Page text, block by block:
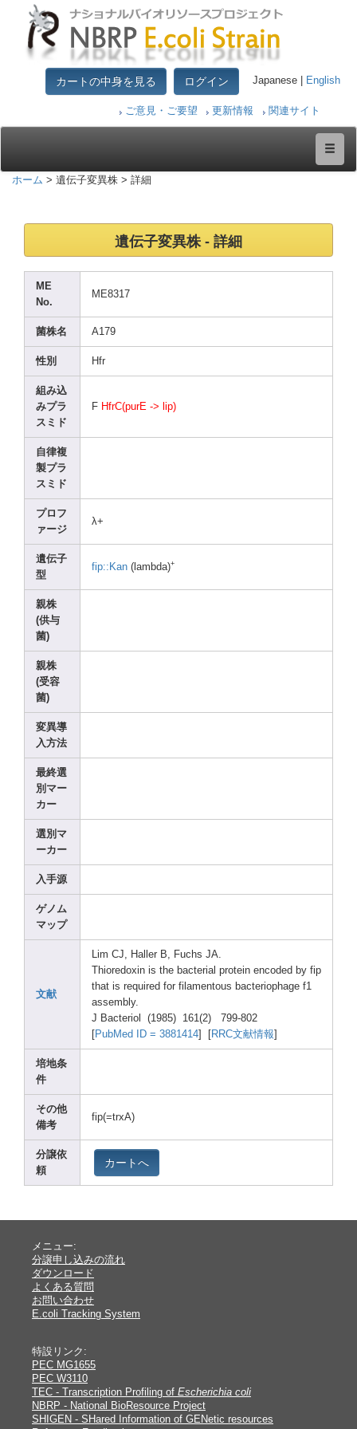
カートの中身を見る ログイン Japanese | English
ご意見・ご要望 更新情報 関連サイト
ホーム > 遺伝子変異株 > 詳細
遺伝子変異株 - 詳細
ME
No.
ME8317
菌株名 A179
性別 Hfr
組み込
みプラ
スミド
F HfrC(purE -> lip)
自律複
製プラ
スミド
プロフ
ァージ
λ+
遺伝子
型
fip:: Kan (lambda)+
親株
(供与
菌)
親株
(受容
菌)
変異導
入方法
最終選
別マー
カー
選別マ
ーカー
入手源
ゲノム
マップ
文献
Lim CJ, Haller B, Fuchs JA.
Thioredoxin is the bacterial protein encoded by fip
that is required for filamentous bacteriophage f1
assem bly.
J Bacteriol (1985) 161(2) 799-802
PubMed ID = 3881414 RRC文献情報
培地条
件
その他
備考
fip(=trxA)
分譲依
頼
カートへ
メニュー:
分譲申し込みの流れ
ダウンロード
よくある質問
お問い合わせ
E.coli Tracking System
特設リンク:
PEC MG1655
PEC W3110
TEC - Transcription Profiling of Escherichia coli
NBRP - National BioResource Project
SHIGEN - SHared Information of GENetic resources